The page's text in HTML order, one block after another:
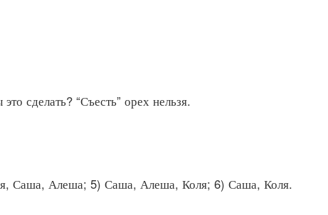
сделать? “Съесть” орех нельзя.
Саша, Алеша; 5) Саша, Алеша, Коля; 6) Саша, Коля.